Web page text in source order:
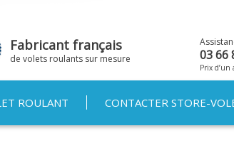
Fabricant français
de volets roulants sur mesure 03 66
Prix d’un
ROULANT CONTACTER STORE-